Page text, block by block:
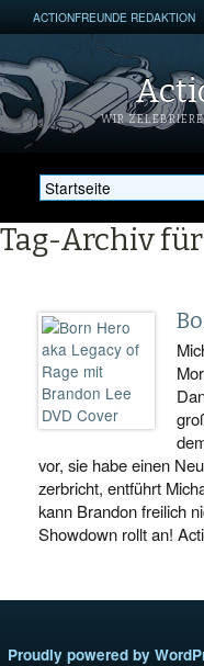
ACTIONFREUNDE REDAKTION
WIR
Tag-Archiv für
vor, sie habe einen
zerbricht, entführt
kann Brandon freilich
Showdown rollt an!
Proudly powered by